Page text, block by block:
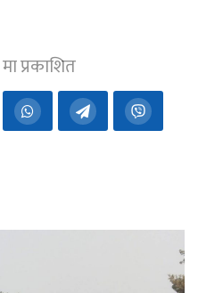
मा प्रकाशित